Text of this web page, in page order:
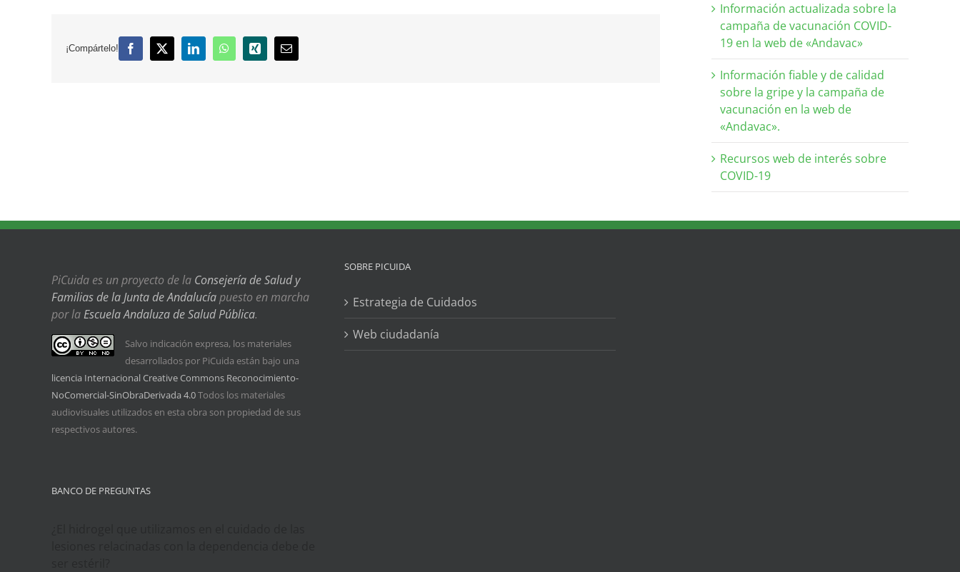
¡Compártelo! Facebook
X LinkedInWhatsApp
Xing
Correo
electrónico
Información actualizada sobre la
campaña de vacunación COVID-
19 en la web de «Andavac»
Información fiable y de calidad
sobre la gripe y la campaña de
vacunación en la web de
«Andavac».
Recursos web de interés sobre
COVID-19
PiCuida es un proyecto de la Consejería de Salud y
Familias de la Junta de Andalucíapuesto en marcha
por laEscuela Andaluza de Salud Pública.
Salvo indicación expresa, los materiales
desarrollados por PiCuida están bajo una
licencia Internacional Creative Commons Reconocimiento-
NoComercial-SinObraDerivada 4.0Todos los materiales
audiovisuales utilizados en esta obra son propiedad de sus
respectivos autores.
BANCO DE PREGUNTAS
SOBRE PICUIDA
Estrategia de Cuidados
Web ciudadanía